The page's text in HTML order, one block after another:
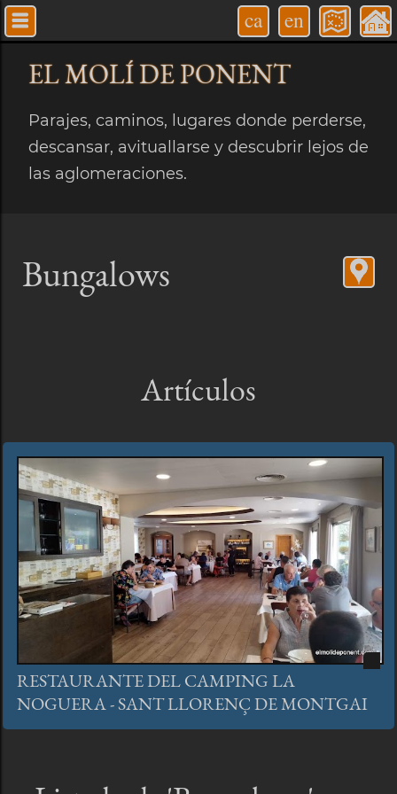
ca en
EL MOLÍDE PONENT
Parajes, caminos, lugares donde perderse,
descansar, avituallarse y descubrir lejos de
las aglomeraciones.
Bungalows
Artículos
RESTAURANTE DEL CAMPING LA
NOGUERA - SANT LLORENÇ DE MONTGAI